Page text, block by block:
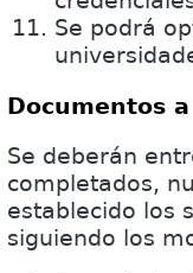
Se podrá
Documentos
Se deberán
completados,
establecido los
siguiendo los